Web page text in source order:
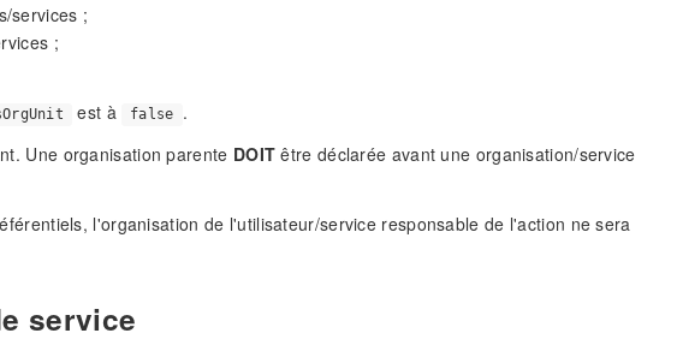
services ;
;
est à false
.
Une organisation parente DOIT être déclarée avant une organisation/service
l'organisation de l'utilisateur/service responsable de l'action ne sera
service